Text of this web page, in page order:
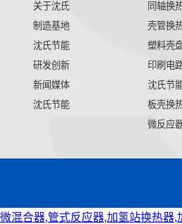
关于沈氏
制造基地
沈氏节能
研发创新
新闻媒体
沈氏节能
同轴换
壳管换
塑料壳
印刷电
沈氏节
板壳换
微反应
微混合器,管式反应器,加氢站换热器